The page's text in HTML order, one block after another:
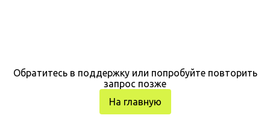
Обратитесь в поддержку или попробуйте повторить
запрос позже
На главную